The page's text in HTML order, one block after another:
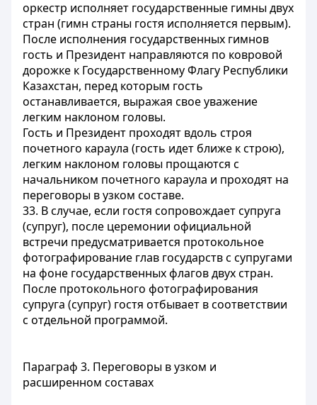
оркестр исполняет государственные гимны двух
стран (гимн страны гостя исполняется первым).
После исполнения государственных гимнов
гость и Президент направляются по ковровой
дорожке к Государственному Флагу Республики
Казахстан, перед которым гость
останавливается, выражая свое уважение
легким наклоном головы.
Гость и Президент проходят вдоль строя
почетного караула (гость идет ближе к строю),
легким наклоном головы прощаются с
начальником почетного караула и проходят на
переговоры в узком составе.
33. В случае, если гостя сопровождает супруга
(супруг), после церемонии официальной
встречи предусматривается протокольное
фотографирование глав государств с супругами
на фоне государственных флагов двух стран.
После протокольного фотографирования
супруга (супруг) гостя отбывает в соответствии
с отдельной программой.
Параграф 3. Переговоры в узком и
расширенном составах